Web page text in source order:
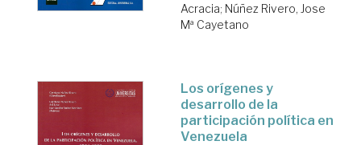
Acracia; Núñez Rivero, Jose
Mª Cayetano
Los orígenes y
desarrollo de la
participación política en
Venezuela